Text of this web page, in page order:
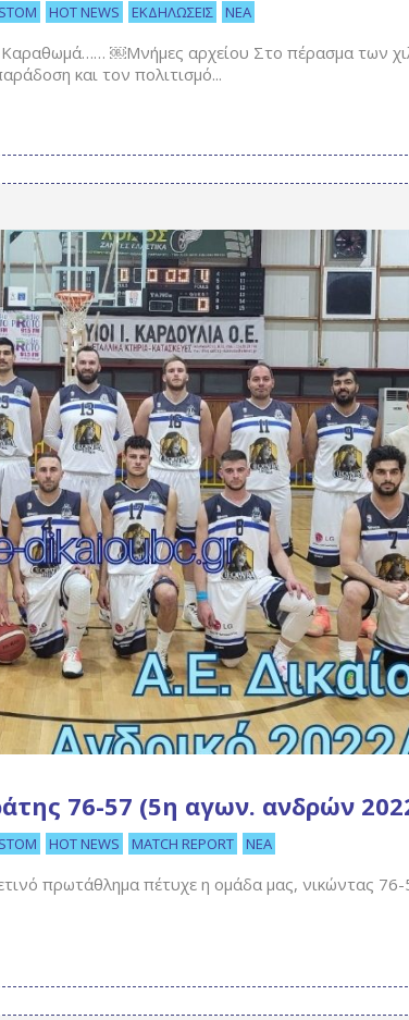
HOT NEWS ΕΚΔΗΛΏΣΕΙΣ ΝΈΑ
￼Μνήμες αρχείου Στο πέρασμα των
και τον πολιτισμό...
76-57 (5η αγων. ανδρών
HOT NEWS MATCH REPORT ΝΈΑ
πρωτάθλημα πέτυχε η ομάδα μας, νικώντας